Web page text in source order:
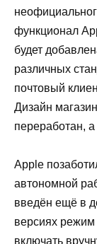
функционал
будет
различных
почтовый
Дизайн
переработан,
Apple
автономной
введён ещё в
версиях
включать